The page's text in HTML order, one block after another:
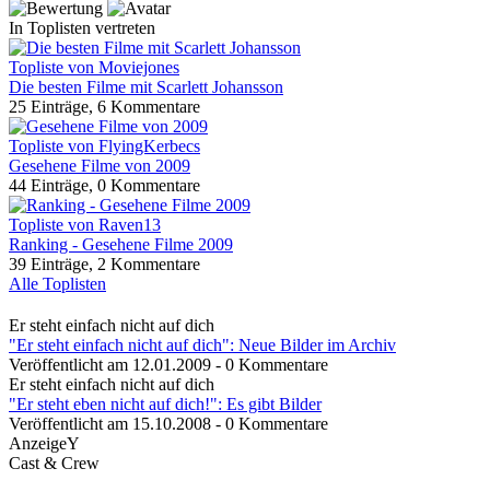
In Toplisten vertreten
Topliste von Moviejones
Die besten Filme mit Scarlett Johansson
25 Einträge, 6 Kommentare
Topliste von FlyingKerbecs
Gesehene Filme von 2009
44 Einträge, 0 Kommentare
Topliste von Raven13
Ranking - Gesehene Filme 2009
39 Einträge, 2 Kommentare
Alle Toplisten
Er steht einfach nicht auf dich
"Er steht einfach nicht auf dich": Neue Bilder im Archiv
Veröffentlicht am 12.01.2009 - 0 Kommentare
Er steht einfach nicht auf dich
"Er steht eben nicht auf dich!": Es gibt Bilder
Veröffentlicht am 15.10.2008 - 0 Kommentare
AnzeigeY
Cast & Crew